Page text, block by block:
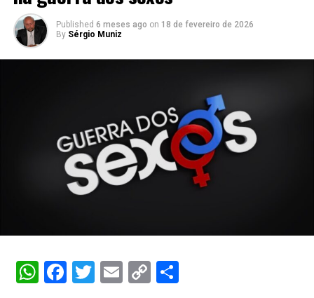
Published 6 meses ago on 18 de fevereiro de 2026
By Sérgio Muniz
WhatsApp
Facebook
Twitter
Email
CopyShare